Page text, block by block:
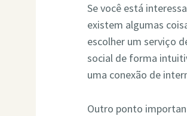
Se você está
existem algumas
escolher um serviço
social de forma
uma conexão de
Outro ponto